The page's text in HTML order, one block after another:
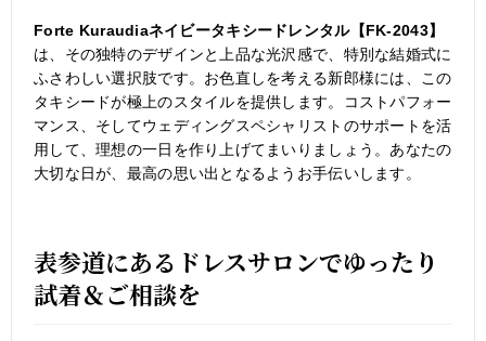
Forte Kuraudiaネイビータキシードレンタル【FK-2043】
は、その独特のデザインと上品な光沢感で、特別な結婚式に
ふさわしい選択肢です。お色直しを考える新郎様には、この
タキシードが極上のスタイルを提供します。コストパフォー
マンス、そしてウェディングスペシャリストのサポートを活
用して、理想の一日を作り上げてまいりましょう。あなたの
大切な日が、最高の思い出となるようお手伝いします。
表参道にあるドレスサロンでゆったり
試着＆ご相談を